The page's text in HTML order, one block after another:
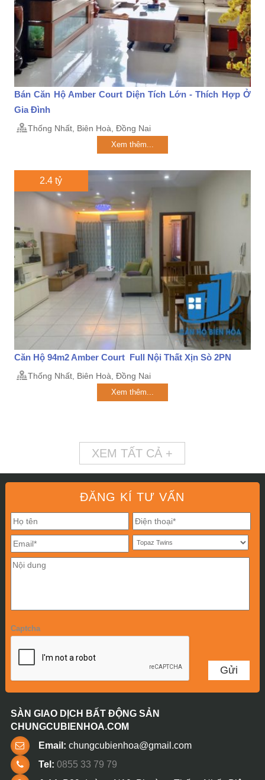
Bán Căn Hộ Amber Court Diện Tích Lớn - Thích Hợp Ở
Gia Đình
Thống Nhất, Biên Hoà, Đồng Nai
Xem thêm...
2.4 tỷ
Căn Hộ 94m2 Amber Court Full Nội Thất Xịn Sò 2PN
Thống Nhất, Biên Hoà, Đồng Nai
Xem thêm...
XEM TẤT CẢ +
ĐĂNG KÍ TƯ VẤN
Captcha
SÀN GIAO DỊCH BẤT ĐỘNG SẢN
CHUNGCUBIENHOA.COM
Email: chungcubienhoa@gmail.com
Tel: 0855 33 79 79